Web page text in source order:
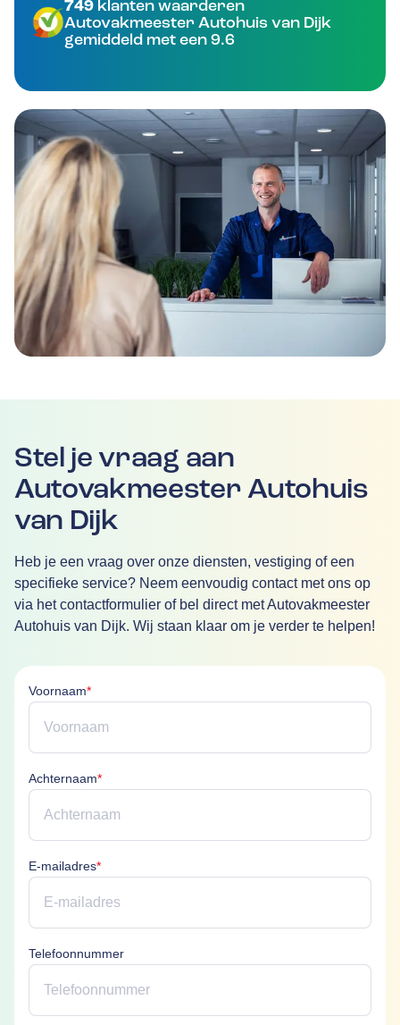
749 klanten waarderen
Autovakmeester Autohuis van Dijk
gemiddeld met een 9.6
Stel je vraag aan
Autovakmeester Autohuis
van Dijk
Heb je een vraag over onze diensten, vestiging of een
specifieke service? Neem eenvoudig contact met ons op
via het contactformulier of bel direct met Autovakmeester
Autohuis van Dijk. Wij staan klaar om je verder te helpen!
Voornaam*Voornaam is verplicht
Achternaam*Achternaam is verplicht
E-mailadres*E-mailadres is verplicht
Telefoonnummer